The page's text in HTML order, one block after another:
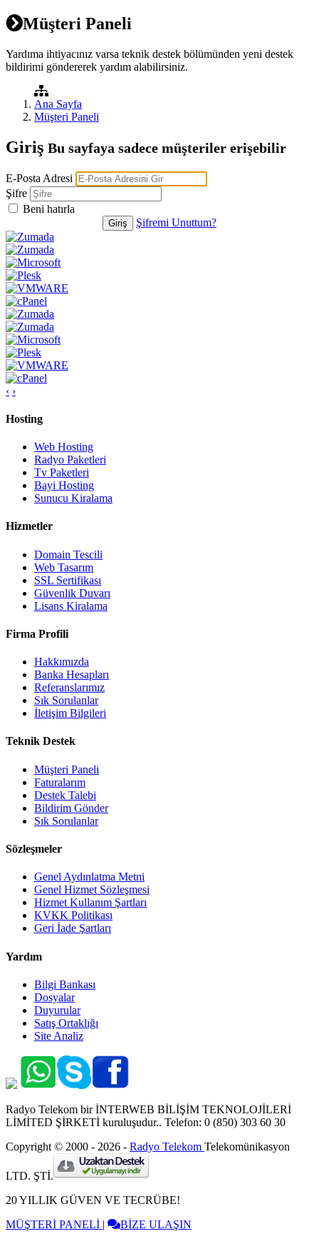
Müşteri Paneli
Yardıma ihtiyacınız varsa teknik destek bölümünden yeni destek
bildirimi göndererek yardım alabilirsiniz.
Ana Sayfa
Müşteri Paneli
Giriş Bu sayfaya sadece müşteriler erişebilir
E-Posta Adresi
Şifre
Beni hatırla
Şifremi Unuttum?
‹ ›
Hosting
Web Hosting
Radyo Paketleri
Tv Paketleri
Bayi Hosting
Sunucu Kiralama
Hizmetler
Domain Tescili
Web Tasarım
SSL Sertifikası
Güvenlik Duvarı
Lisans Kiralama
Firma Profili
Hakkımızda
Banka Hesapları
Referanslarımız
Sık Sorulanlar
İletişim Bilgileri
Teknik Destek
Müşteri Paneli
Faturalarım
Destek Talebi
Bildirim Gönder
Sık Sorulanlar
Sözleşmeler
Genel Aydınlatma Metni
Genel Hizmet Sözleşmesi
Hizmet Kullanım Şartları
KVKK Politikası
Geri İade Şartları
Yardım
Bilgi Bankası
Dosyalar
Duyurular
Satış Ortaklığı
Site Analiz
Radyo Telekom bir İNTERWEB BİLİŞİM TEKNOLOJİLERİ
LİMİTED ŞİRKETİ kuruluşudur.. Telefon: 0 (850) 303 60 30
Copyright © 2000 - 2026 - Radyo Telekom Telekomünikasyon
LTD. ŞTİ.
20 YILLIK GÜVEN VE TECRÜBE!
MÜŞTERİ PANELİ | BİZE ULAŞIN